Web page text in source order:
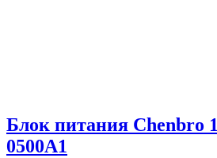
Блок питания Chenbro
0500A1